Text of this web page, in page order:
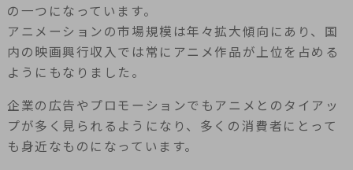
の一つになっています。
アニメーションの市場規模は年々拡大傾向にあり、国
内の映画興行収入では常にアニメ作品が上位を占める
ようにもなりました。
企業の広告やプロモーションでもアニメとのタイアッ
プが多く見られるようになり、多くの消費者にとって
も身近なものになっています。